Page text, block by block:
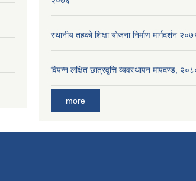
स्थानीय तहको शिक्षा योजना निर्माण मार्गदर्शन
विपन्न लक्षित छात्रवृत्ति व्यवस्थापन मापदण्ड,
more